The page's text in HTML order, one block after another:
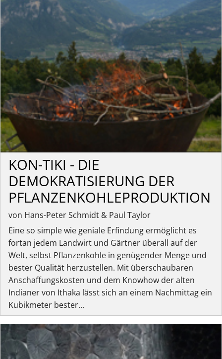
KON-TIKI - DIE
DEMOKRATISIERUNG DER
PFLANZENKOHLEPRODUKTION
von Hans-Peter Schmidt & Paul Taylor
Eine so simple wie geniale Erfindung ermöglicht es
fortan jedem Landwirt und Gärtner überall auf der
Welt, selbst Pflanzenkohle in genügender Menge und
bester Qualität herzustellen. Mit überschaubaren
Anschaffungskosten und dem Knowhow der alten
Indianer von Ithaka lässt sich an einem Nachmittag ein
Kubikmeter bester...